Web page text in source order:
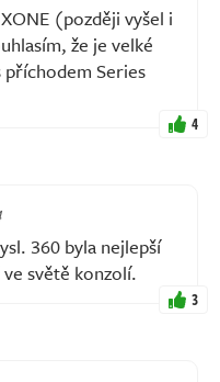
(později vyšel i
že je velké
příchodem Series
4
360 byla nejlepší
světě konzolí.
3